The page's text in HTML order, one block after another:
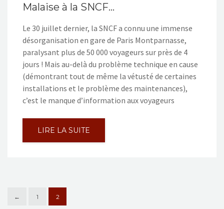
Malaise à la SNCF…
Le 30 juillet dernier, la SNCF a connu une immense
désorganisation en gare de Paris Montparnasse,
paralysant plus de 50 000 voyageurs sur près de 4
jours ! Mais au-delà du problème technique en cause
(démontrant tout de même la vétusté de certaines
installations et le problème des maintenances),
c’est le manque d’information aux voyageurs
LIRE LA SUITE
← 1 2